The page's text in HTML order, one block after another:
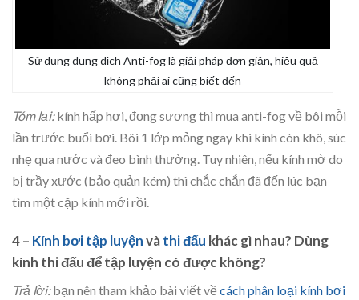
Sử dụng dung dịch Anti-fog là giải pháp đơn giản, hiệu quả
không phải ai cũng biết đến
Tóm lại:kính hấp hơi, đọng sương thì mua anti-fog về bôi mỗi
lần trước buổi bơi. Bôi 1 lớp mỏng ngay khi kính còn khô, súc
nhẹ qua nước và đeo bình thường. Tuy nhiên, nếu kính mờ do
bị trầy xước (bảo quản kém) thì chắc chắn đã đến lúc bạn
tìm một cặp kính mới rồi.
4 – Kính bơi tập luyệnvàthi đấu khác gì nhau? Dùng
kính thi đấu để tập luyện có được không?
Trả lời:bạn nên tham khảo bài viết về cách phân loại kính bơi